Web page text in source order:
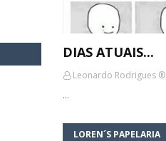
DIAS ATUAIS...
Leonardo Rodrigues ®
…
LOREN´S PAPELARIA